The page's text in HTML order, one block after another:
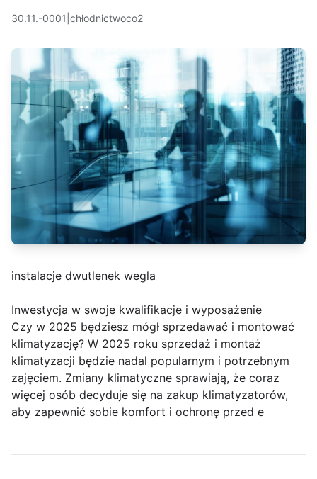
30.11.-0001 chłodnictwoco2
instalacje dwutlenek wegla
Inwestycja w swoje kwalifikacje i wyposażenie
Czy w 2025 będziesz mógł sprzedawać i montować
klimatyzację? W 2025 roku sprzedaż i montaż
klimatyzacji będzie nadal popularnym i potrzebnym
zajęciem. Zmiany klimatyczne sprawiają, że coraz
więcej osób decyduje się na zakup klimatyzatorów,
aby zapewnić sobie komfort i ochronę przed e